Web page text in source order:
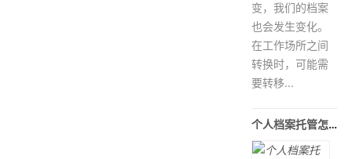
变，我们的档案
也会发生变化。
在工作场所之间
转换时，可能需
要转移...
个人档案托管怎么办理，存放在哪里